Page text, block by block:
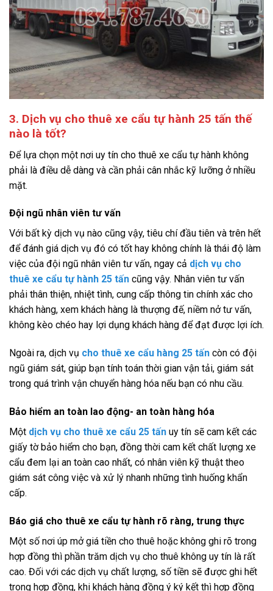
3. Dịch vụ cho thuê xe cẩu tự hành 25 tấn thế
nào là tốt?
Để lựa chọn một nơi uy tín cho thuê xe cẩu tự hành không
phải là điều dễ dàng và cần phải cân nhắc kỹ lưỡng ở nhiều
mặt.
Đội ngũ nhân viên tư vấn
Với bất kỳ dịch vụ nào cũng vậy, tiêu chí đầu tiên và trên hết
để đánh giá dịch vụ đó có tốt hay không chính là thái độ làm
việc của đội ngũ nhân viên tư vấn, ngay cả dịch vụ cho
thuê xe cẩu tự hành 25 tấn cũng vậy. Nhân viên tư vấn
phải thân thiện, nhiệt tình, cung cấp thông tin chính xác cho
khách hàng, xem khách hàng là thượng đế, niềm nở tư vấn,
không kèo chéo hay lợi dụng khách hàng để đạt được lợi ích.
Ngoài ra, dịch vụ cho thuê xe cẩu hàng 25 tấn còn có đội
ngũ giám sát, giúp bạn tính toán thời gian vận tải, giám sát
trong quá trình vận chuyển hàng hóa nếu bạn có nhu cầu.
Bảo hiểm an toàn lao động- an toàn hàng hóa
Một dịch vụ cho thuê xe cẩu 25 tấn uy tín sẽ cam kết các
giấy tờ bảo hiểm cho bạn, đồng thời cam kết chất lượng xe
cẩu đem lại an toàn cao nhất, có nhân viên kỹ thuật theo
giám sát công việc và xử lý nhanh những tình huống khẩn
cấp.
Báo giá cho thuê xe cẩu tự hành rõ ràng, trung thực
Một số nơi úp mở giá tiền cho thuê hoặc không ghi rõ trong
hợp đồng thì phần trăm dịch vụ cho thuê không uy tín là rất
cao. Đối với các dịch vụ chất lượng, số tiền sẽ được ghi hết
trong hợp đồng, khi khách hàng đồng ý ký kết thì hợp đồng